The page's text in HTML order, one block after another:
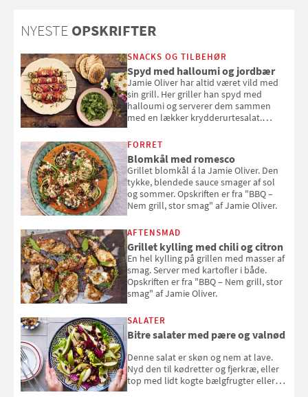
NYESTE OPSKRIFTER
SNACKS OG TILBEHØR
Spyd med halloumi og jordbær
Jamie Oliver har altid været vild med
sin grill. Her griller han spyd med
halloumi og serverer dem sammen
med en lækker krydderurtesalat.
smag" af Jamie Oliver.
FORRET
Blomkål med romesco
Grillet blomkål á la Jamie Oliver. Den
tykke, blendede sauce smager af sol
og sommer. Opskriften er fra "BBQ –
Nem grill, stor smag" af Jamie Oliver.
AFTENSMAD
Grillet kylling med chili og citron
En hel kylling på grillen med masser af
smag. Server med kartofler i både.
Opskriften er fra "BBQ – Nem grill, stor
smag" af Jamie Oliver.
SALATER
Bitre salater med pære og valnød
Denne salat er skøn og nem at lave.
Nyd den til kødretter og fjerkræ, eller
top med lidt kogte bælgfrugter eller